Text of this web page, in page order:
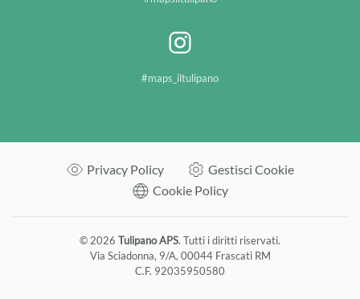
#maps_iltulipano
Privacy Policy
Gestisci Cookie
Cookie Policy
©2026 Tulipano APS. Tutti i diritti riservati.
Via Sciadonna, 9/A, 00044 Frascati RM
C.F. 92035950580